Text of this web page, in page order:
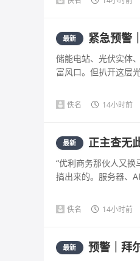
最新 紧急预警
储能电站、光伏实体
富风口。但扒开这层
佚名 14小时前
最新 正主查无
“优利商务那伙人又
搞出来的。服务器、
佚名 14小时前
最新 预警｜拜